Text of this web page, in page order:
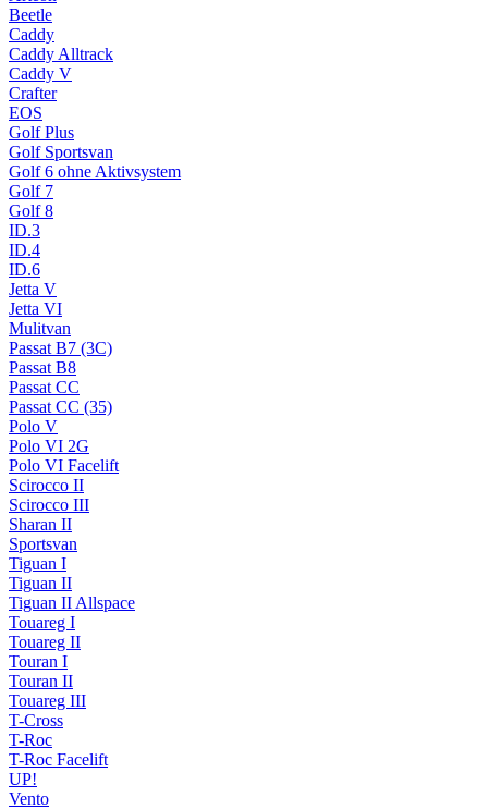
Beetle
Caddy
Caddy Alltrack
Caddy V
Crafter
EOS
Golf Plus
Golf Sportsvan
Golf 6 ohne Aktivsystem
Golf 7
Golf 8
ID.3
ID.4
ID.6
Jetta V
Jetta VI
Mulitvan
Passat B7 (3C)
Passat B8
Passat CC
Passat CC (35)
Polo V
Polo VI 2G
Polo VI Facelift
Scirocco II
Scirocco III
Sharan II
Sportsvan
Tiguan I
Tiguan II
Tiguan II Allspace
Touareg I
Touareg II
Touran I
Touran II
Touareg III
T-Cross
T-Roc
T-Roc Facelift
UP!
Vento